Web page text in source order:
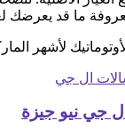
ما قد يعرضك
لأشهر
ال جي
جي نيو جيزة